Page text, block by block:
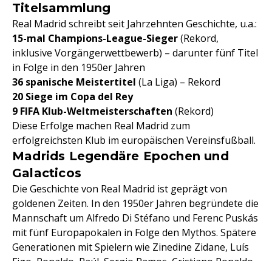
Titelsammlung
Real Madrid schreibt seit Jahrzehnten Geschichte, u.a.:
15-mal Champions-League-Sieger(Rekord,
inklusive Vorgängerwettbewerb) – darunter fünf Titel
in Folge in den 1950er Jahren
36 spanische Meistertitel (La Liga) – Rekord
20 Siege im Copa del Rey
9 FIFA Klub-Weltmeisterschaften (Rekord)
Diese Erfolge machen Real Madrid zum
erfolgreichsten Klub im europäischen Vereinsfußball.
Madrids Legendäre Epochen und
Galacticos
Die Geschichte von Real Madrid ist geprägt von
goldenen Zeiten. In den 1950er Jahren begründete die
Mannschaft um Alfredo Di Stéfano und Ferenc Puskás
mit fünf Europapokalen in Folge den Mythos. Spätere
Generationen mit Spielern wie Zinedine Zidane, Luís